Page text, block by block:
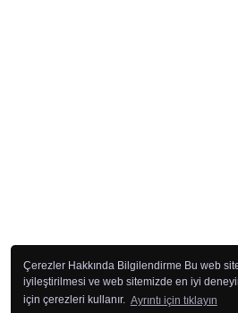
Çerezler Hakkında Bilgilendirme Bu web
iyileştirilmesi ve web sitemizde en iyi
için çerezleri kullanır. Ayrıntı için tıklayın